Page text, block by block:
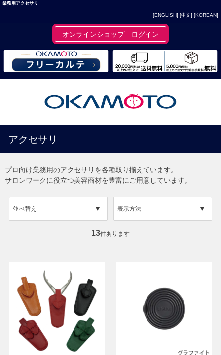
業務用アクセサリ
[ENGLISH] [中文] [KOREAN]
オンラインショップ ログイン
アクセサリ
プロ向け業務用のアクセサリを各種取り揃えています。
サロンワークに役立つ美容商材を豊富にご用意しています。
表示方法
並べ替え
13件あります